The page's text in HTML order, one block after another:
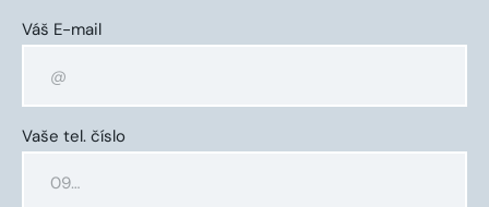
Váš E-mail
Vaše tel. číslo